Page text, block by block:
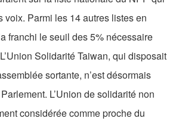
voix. Parmi les 14 autres listes en
franchi le seuil des 5% nécessaire
Solidarité Taiwan, qui disposait
sortante, n’est désormais
L’Union de solidarité non
considérée comme proche du